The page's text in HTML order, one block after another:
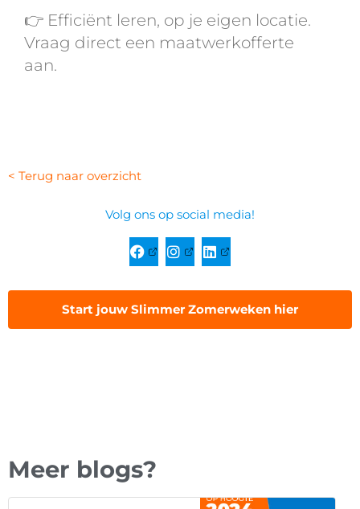
👉 Efficiënt leren, op je eigen locatie.
Vraag direct een maatwerkofferte
aan.
< Terug naar overzicht
Volg ons op social media!
Start jouw Slimmer Zomerweken hier
Meer blogs?